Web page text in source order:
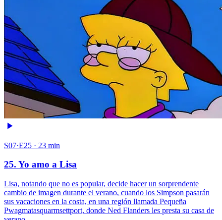
S07·E25 · 23 min
25. Yo amo a Lisa
Lisa, notando que no es popular, decide hacer un sorprendente
cambio de imagen durante el verano, cuando los Simpson pasarán
sus vacaciones en la costa, en una región llamada Pequeña
Pwagmatasquarmsettport, donde Ned Flanders les presta su casa de